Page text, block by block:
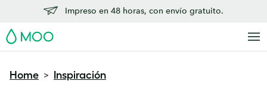
Impreso en 48 horas, con envío gratuito.
MOO
Home > Inspiración